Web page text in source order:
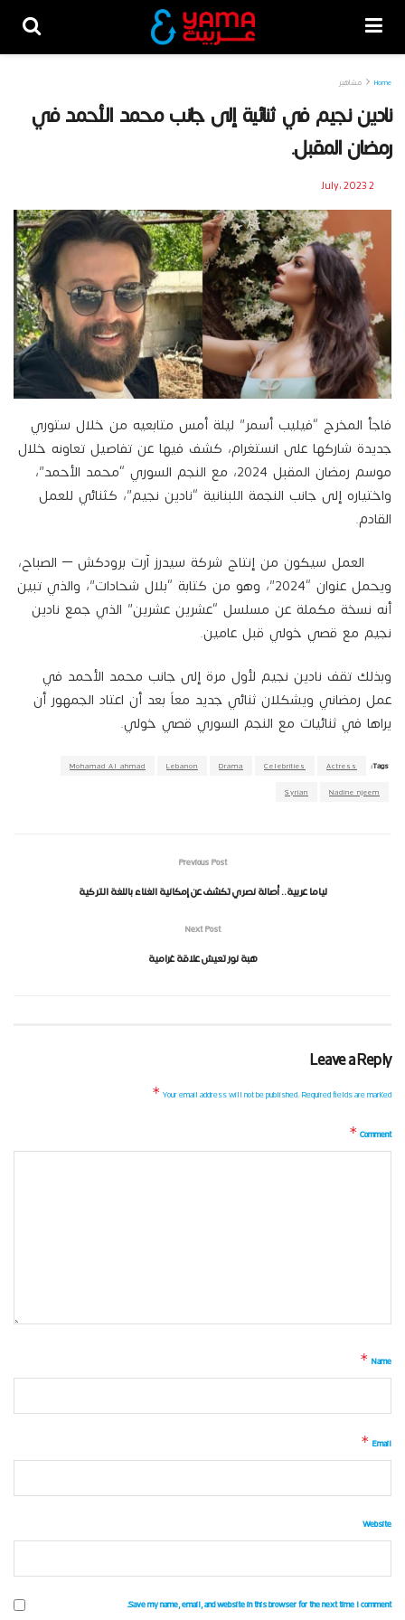
Home مشاهير
نادين نجيم في ثنائية إلى جانب محمد الأحمد في
رمضان المقبل.
2 July، 2023
فاجأ المخرج “فيليب أسمر” ليلة أمس متابعيه من خلال ستوري
جديدة شاركها على انستغرام، كشف فيها عن تفاصيل تعاونه خلال
موسم رمضان المقبل 2024، مع النجم السوري “محمد الأحمد”،
واختياره إلى جانب النجمة اللبنانية “نادين نجيم”، كثنائي للعمل
القادم.
العمل سيكون من إنتاج شركة سيدرز آرت برودكش – الصباح،
ويحمل عنوان “2024”، وهو من كتابة “بلال شحادات”، والذي تبين
أنه نسخة مكملة عن مسلسل “عشرين عشرين” الذي جمع نادين
نجيم مع قصي خولي قبل عامين.
وبذلك تقف نادين نجيم لأول مرة إلى جانب محمد الأحمد في
عمل رمضاني ويشكلان ثنائي جديد معاً بعد أن اعتاد الجمهور أن
يراها في ثنائيات مع النجم السوري قصي خولي.
Tags:
Actress
Celebrities
Drama
Lebanon
Mohamad Al ahmad
Nadine njeem
Syrian
Previous Post
لياما عربية.. أصالة نصري تكشف عن إمكانية الغناء باللغة التركية
Next Post
هبة نور تعيش علاقة غرامية
Leave a Reply
Your email address will not be published.Required fields are marked
*
Comment
*
Name
*
Email
*
Website
Save my name, email, and website in this browser for the next time I comment.